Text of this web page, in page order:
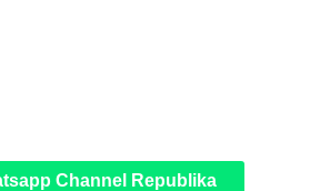
Channel Republika